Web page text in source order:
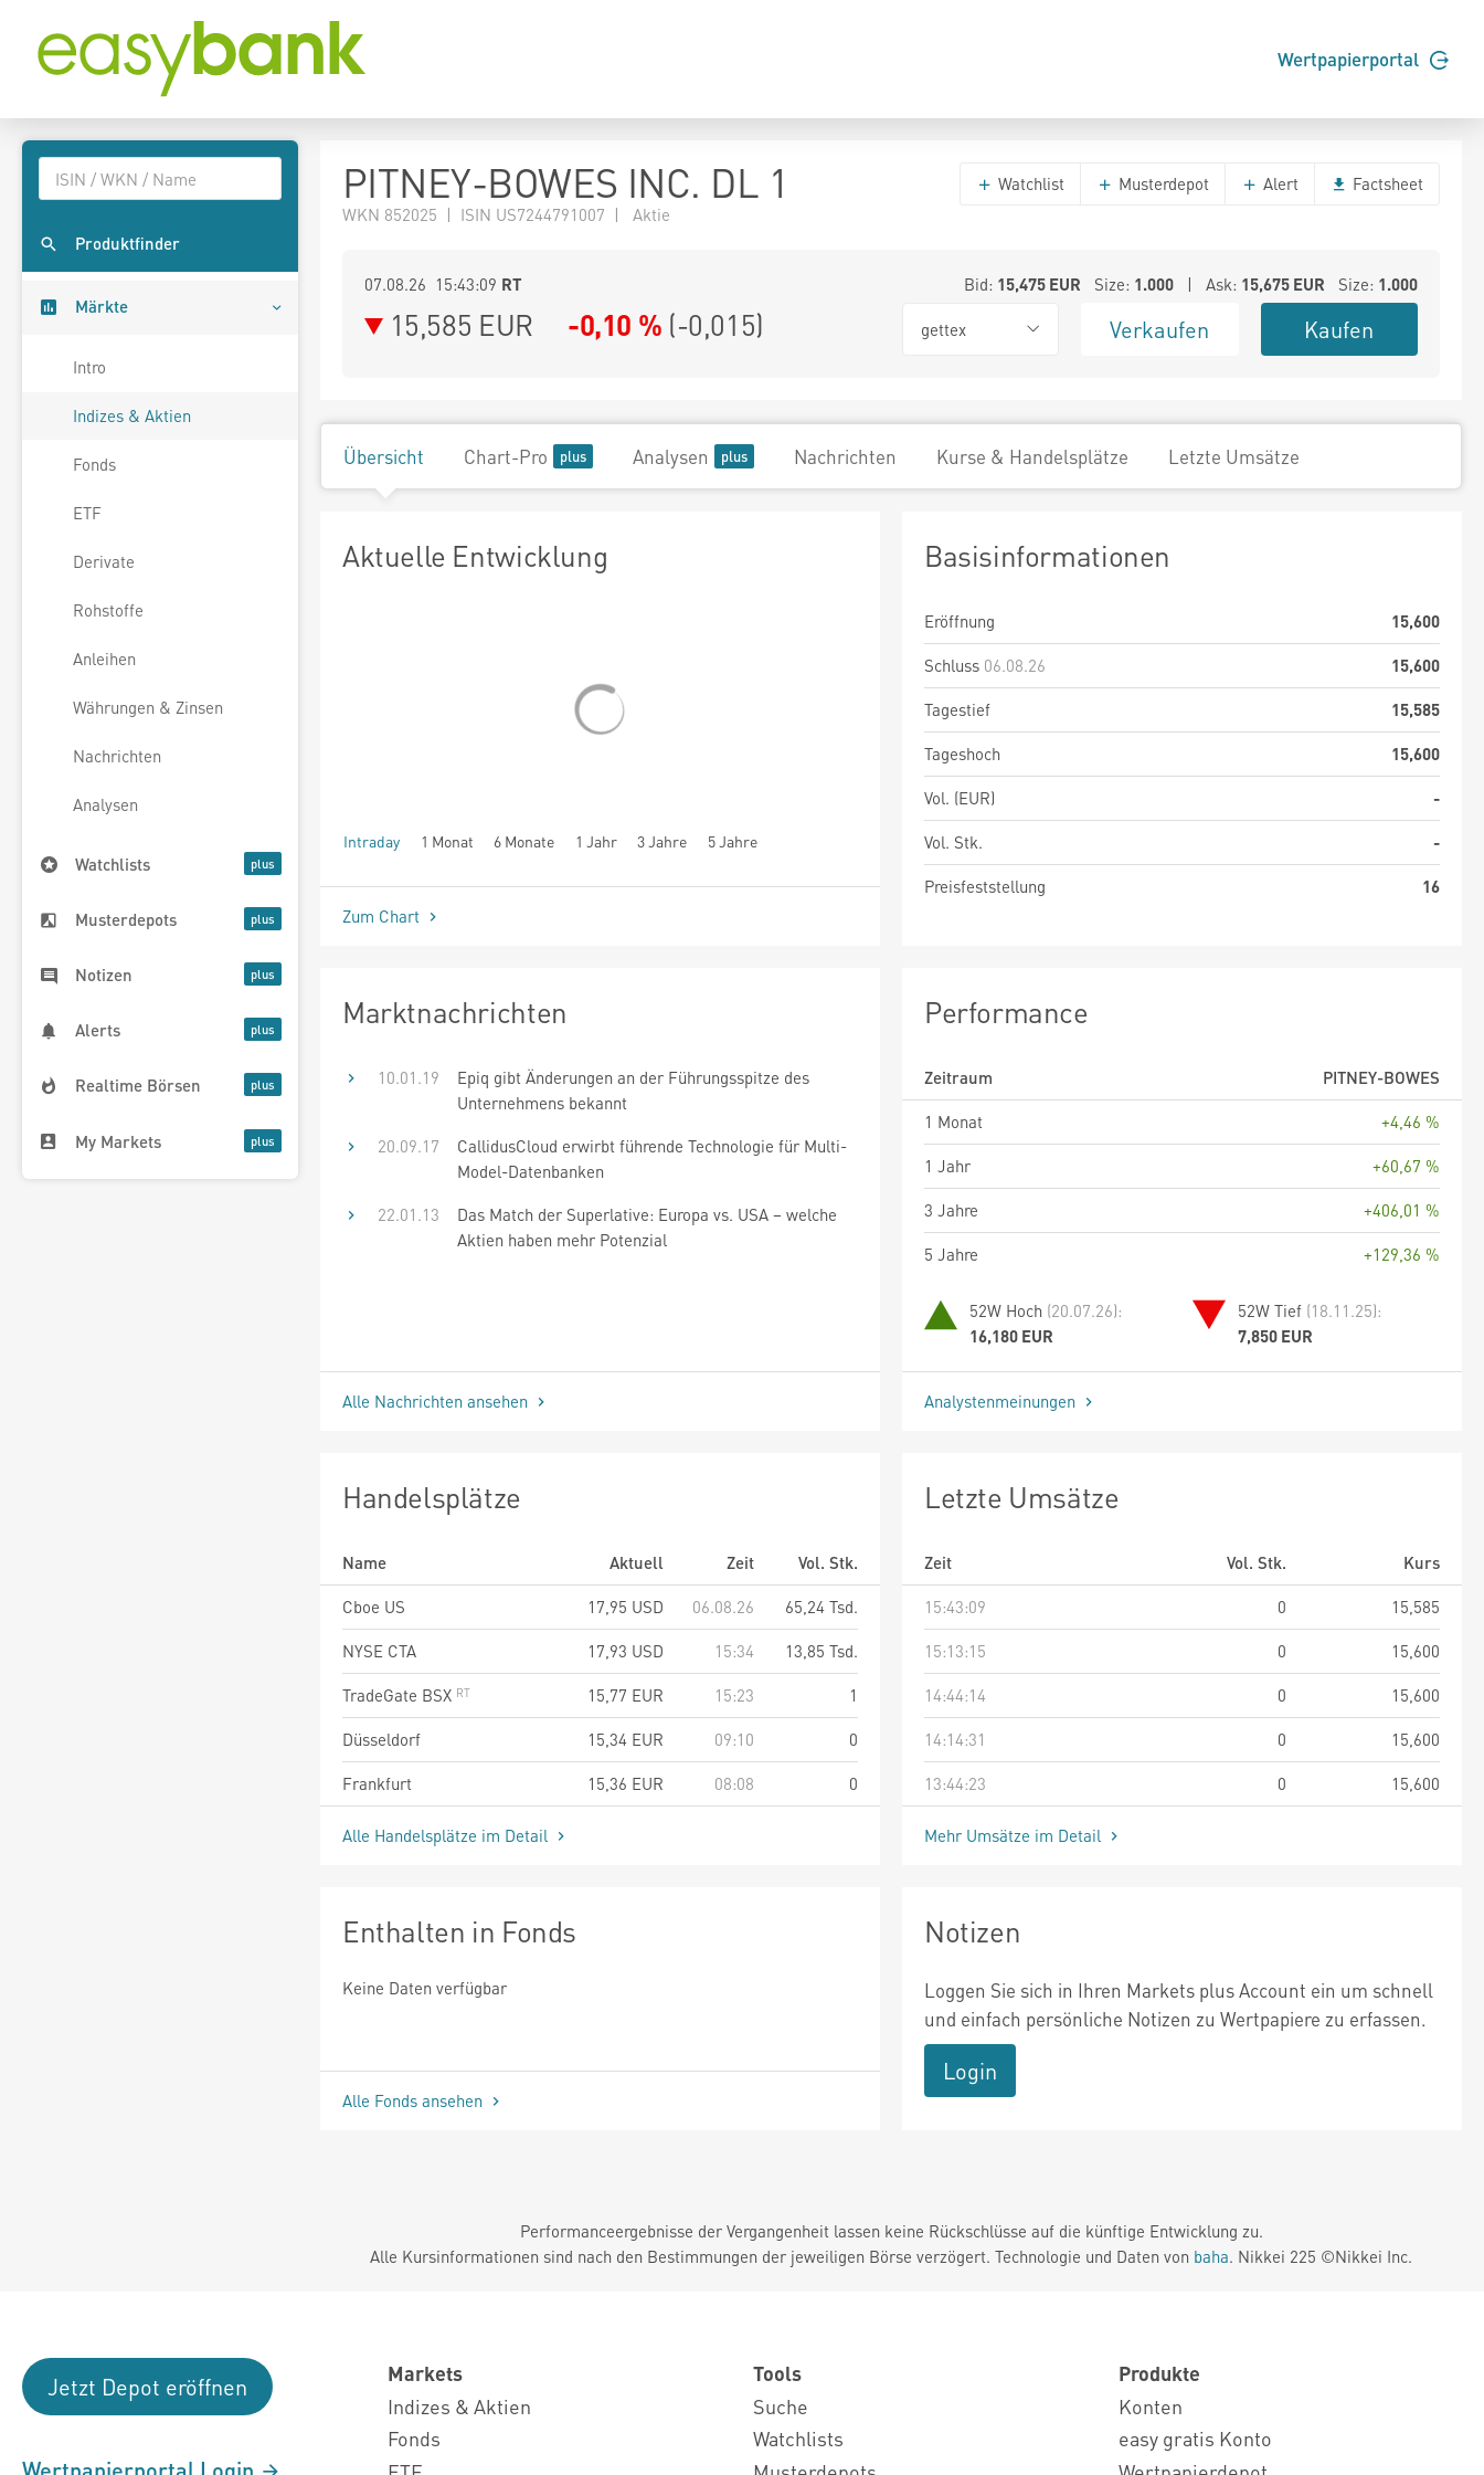
Wertpapierportal
Produktfinder
Märkte
Intro
Indizes & Aktien
Fonds
ETF
Derivate
Rohstoffe
Anleihen
Währungen & Zinsen
Nachrichten
Analysen
Watchlists
Musterdepots
Notizen
Alerts
Realtime Börsen
My Markets
PITNEY-BOWES INC. DL 1
WKN 852025 | ISIN US7244791007 | Aktie
Watchlist Musterdepot Alert Factsheet
07.08.26 15:43:09 RT Bid: 15,475EUR Size: 1.000| Ask: 15,675EUR Size: 1.000
15,585 EUR -0,10 % (-0,015) gettex Verkaufen Kaufen
Übersicht Chart-Pro Analysen Nachrichten Kurse & Handelsplätze Letzte Umsätze
Aktuelle Entwicklung
Intraday 1 Monat 6 Monate 1 Jahr 3 Jahre 5 Jahre
seit Beginn
Zum Chart
Basisinformationen
Eröffnung
15,600
Schluss 06.08.26
15,600
Tagestief
15,585
Tageshoch
15,600
Vol. (EUR)
-
Vol. Stk.
-
Preisfeststellung
16
Marktnachrichten
10.01.19
Epiq gibt Änderungen an der Führungsspitze des
Unternehmens bekannt
20.09.17
CallidusCloud erwirbt führende Technologie für Multi-
Model-Datenbanken
22.01.13
Das Match der Superlative: Europa vs. USA – welche
Aktien haben mehr Potenzial
Alle Nachrichten ansehen
Performance
Zeitraum
PITNEY-BOWES
1 Monat
+4,46 %
1 Jahr
+60,67 %
3 Jahre
+406,01 %
5 Jahre
+129,36 %
52W Hoch (20.07.26):
16,180 EUR
52W Tief (18.11.25):
7,850 EUR
Analystenmeinungen
Handelsplätze
Name Aktuell Zeit
Vol. Stk.
Cboe US
17,95 USD 06.08.26
65,24 Tsd.
NYSE CTA
17,93 USD 15:34
13,85 Tsd.
TradeGate BSX
15,77 EUR 15:23
1
Düsseldorf
15,34 EUR 09:10
0
Frankfurt
15,36 EUR 08:08 0
Alle Handelsplätze im Detail
Letzte Umsätze
Zeit Vol. Stk.
Kurs
15:43:09
0
15,585
15:13:15
0
15,600
14:44:14
0
15,600
14:14:31
0
15,600
13:44:23
0 15,600
Mehr Umsätze im Detail
Enthalten in Fonds
Keine Daten verfügbar
Alle Fonds ansehen
Notizen
Loggen Sie sich in Ihren Markets plus Account ein um schnell
und einfach persönliche Notizen zu Wertpapiere zu erfassen.
Login
Performanceergebnisse der Vergangenheit lassen keine Rückschlüsse auf die künftige Entwicklung zu.
Alle Kursinformationen sind nach den Bestimmungen der jeweiligen Börse verzögert. Technologie und Daten von baha. Nikkei 225 ©Nikkei Inc.
Jetzt Depot eröffnen
Markets
Indizes & Aktien
Fonds
Tools
Suche
Watchlists
Produkte
Konten
easy gratis Konto